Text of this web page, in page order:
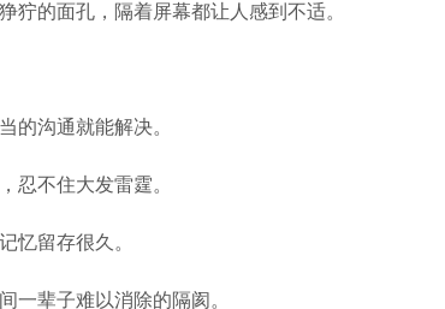
狞的面孔，隔着屏幕都让人感到不适。
的沟通就能解决。
忍不住大发雷霆。
忆留存很久。
一辈子难以消除的隔阂。